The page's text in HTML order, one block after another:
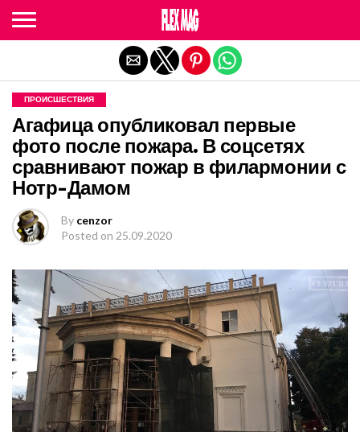
ПРОИСШЕСТВИЯ
Агафица опубликовал первые
фото после пожара. В соцсетях
сравнивают пожар в филармонии с
Нотр-Дамом
By cenzor
Posted on 25.09.2020
Exit mobile version